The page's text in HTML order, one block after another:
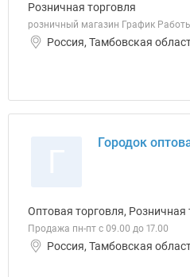
Розничная торговля
розничный магазин График
Россия, Тамбовская
Городок
Оптовая торговля, Розничная
Продажа пн-пт с 09.00 до 17.00
Россия, Тамбовская